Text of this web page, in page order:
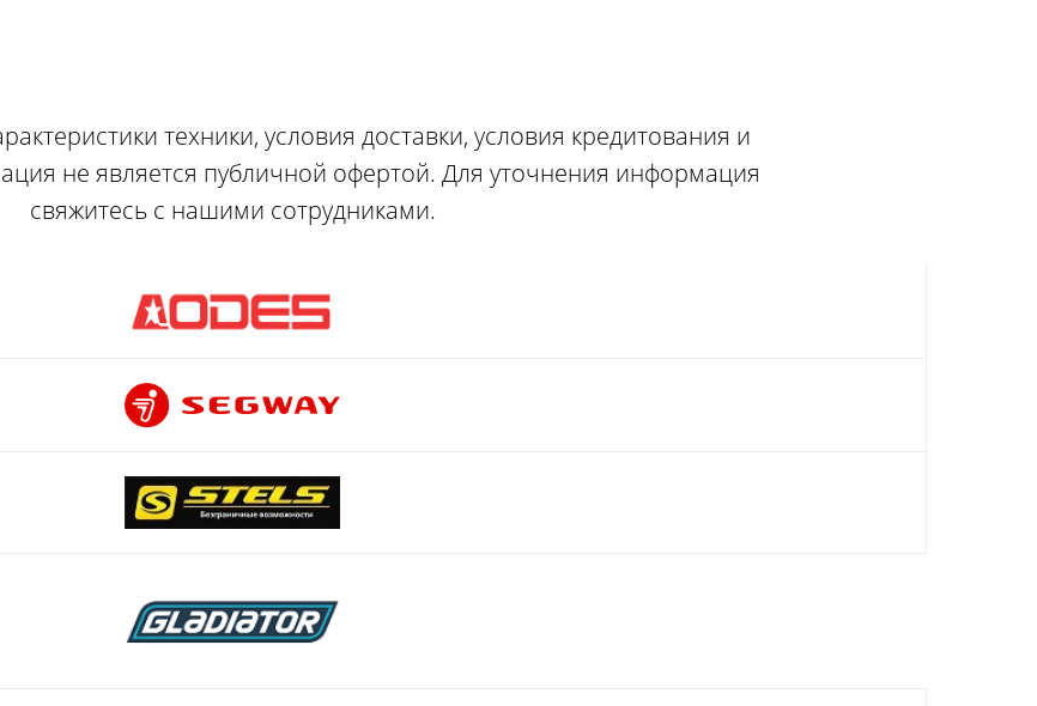
техники, условия доставки, условия кредитования и
не является публичной офертой. Для уточнения информация
свяжитесь с нашими сотрудниками.